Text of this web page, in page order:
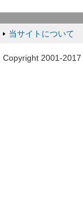
当サイトについて
Copyright 2001-